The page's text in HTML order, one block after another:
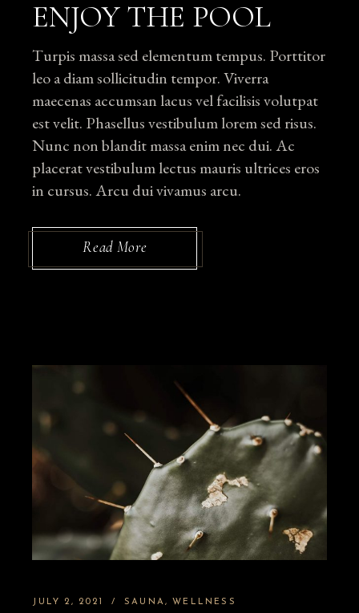
ENJOY THE POOL
Turpis massa sed elementum tempus. Porttitor
leo a diam sollicitudin tempor. Viverra
maecenas accumsan lacus vel facilisis volutpat
est velit. Phasellus vestibulum lorem sed risus.
Nunc non blandit massa enim nec dui. Ac
placerat vestibulum lectus mauris ultrices eros
in cursus. Arcu dui vivamus arcu.
Read More
JULY 2, 2021 SAUNA WELLNESS